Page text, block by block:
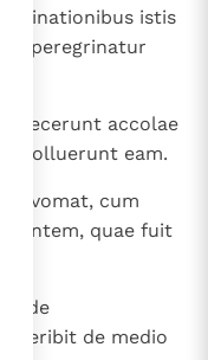
istis
peregrinatur
fecerunt accolae
polluerunt eam.
evomat, cum
gentem, quae fuit
de
peribit de medio